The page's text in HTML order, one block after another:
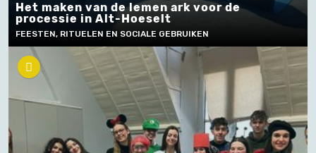
Het maken van de lemen ark voor de
processie in Alt-Hoeselt
FEESTEN, RITUELEN EN SOCIALE GEBRUIKEN